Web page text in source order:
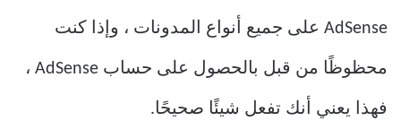
AdSense على جميع أنواع المدونات ، وإذا كنت
محظوظًا من قبل بالحصول على حساب AdSense ،
فهذا يعني أنك تفعل شيئًا صحيحًا.